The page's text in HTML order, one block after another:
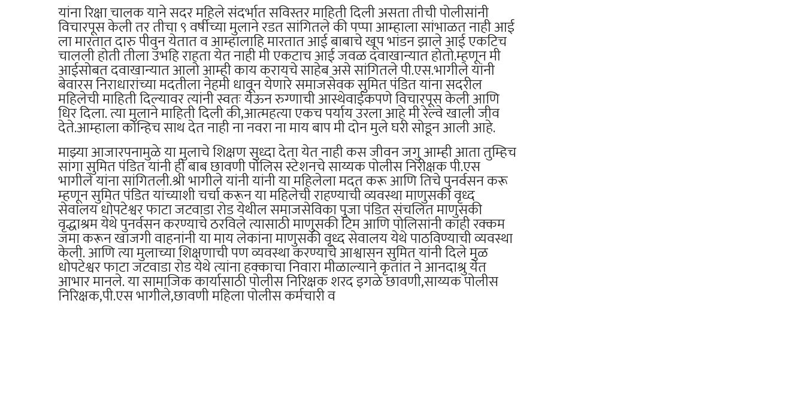
यांना रिक्षा चालक याने सदर महिले संदर्भात सविस्तर माहिती दिली असता तीची पोलीसांनी
विचारपूस केली तर तीचा ९ वर्षीच्या मुलाने रडत सांगितले की पप्पा आम्हाला सांभाळत नाही आई
ला मारतात दारु पीवुन येतात व आम्हालाहि मारतात आई बाबाचे खूप भांडन झाले आई एकटिच
चालली होती तीला उभहि राहता येत नाही मी एकटाच आई जवळ दवाखान्यात होतो.म्हणून मी
आईसोबत दवाखान्यात आलो आम्ही काय करायचे साहेब असे सांगितले पी.एस.भागीले यांनी
बेवारस निराधारांच्या मदतीला नेहमी धावून येणारे समाजसेवक सुमित पंडित यांना सदरील
महिलेची माहिती दिल्यावर त्यांनी स्वतः येऊन रुग्णाची आस्थेवाईकपणे विचारपूस केली आणि
धिर दिला. त्या मुलाने माहिती दिली की,आत्महत्या एकच पर्याय उरला आहे मी रेल्वे खाली जीव
देते.आम्हाला कोन्हिच साथ देत नाही ना नवरा ना माय बाप मी दोन मुले घरी सोडून आली आहे.
माझ्या आजारपनामुळे या मुलाचे शिक्षण सुध्दा देता येत नाही कस जीवन जगु आम्ही आता तुम्हिच
सांगा सुमित पंडित यांनी ही बाब छावणी पोलिस स्टेशनचे साय्यक पोलीस निरीक्षक पी.एस
भागीले यांना सांगितली.श्री भागीले यांनी यांनी या महिलेला मदत करू आणि तिचे पुनर्वसन करू
म्हणून सुमित पंडित यांच्याशी चर्चा करून या महिलेची राहण्याची व्यवस्था माणुसकी वृध्द
सेवालय धोपटेश्वर फाटा जटवाडा रोड येथील समाजसेविका पुजा पंडित संचलित माणुसकी
वृद्धाश्रम येथे पुनर्वसन करण्याचे ठरविले त्यासाठी माणुसकी टिम आणि पोलिसांनी काही रक्कम
जमा करून खाजगी वाहनांनी या माय लेकांना माणुसकी वृध्द सेवालय येथे पाठविण्याची व्यवस्था
केली. आणि त्या मुलाच्या शिक्षणाची पण व्यवस्था करण्याचे आश्वासन सुमित यांनी दिले मुळ
धोपटेश्वर फाटा जटवाडा रोड येथे त्यांना हक्काचा निवारा मीळाल्याने कृतांत ने आनदाश्रु येत
आभार मानले. या सामाजिक कार्यासाठी पोलीस निरिक्षक शरद इगळे छावणी,साय्यक पोलीस
निरिक्षक,पी.एस भागीले,छावणी महिला पोलीस कर्मचारी व